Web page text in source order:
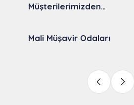
Müşterilerimizden…
Mali Müşavir Odaları